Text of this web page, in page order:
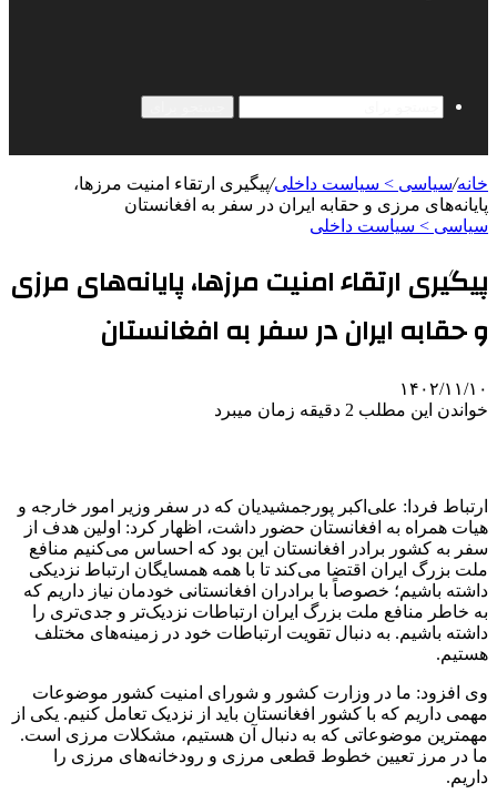
خانه/سیاسی > سیاست داخلی/پیگیری ارتقاء امنیت مرزها،
پایانه‌های مرزی و حقابه ایران در سفر به افغانستان
سیاسی > سیاست داخلی
پیگیری ارتقاء امنیت مرزها، پایانه‌های مرزی
و حقابه ایران در سفر به افغانستان
۱۴۰۲/۱۱/۱۰
خواندن این مطلب 2 دقیقه زمان میبرد
ارتباط فردا: علی‌اکبر پورجمشیدیان که در سفر وزیر امور خارجه و
هیات همراه به افغانستان حضور داشت، اظهار کرد: اولین هدف از
سفر به کشور برادر افغانستان این بود که احساس می‌کنیم منافع
ملت بزرگ ایران اقتضا می‌کند تا با همه همسایگان ارتباط نزدیکی
داشته باشیم؛ خصوصاً با برادران افغانستانی خودمان نیاز داریم که
به خاطر منافع ملت بزرگ ایران ارتباطات نزدیک‌تر و جدی‌تری را
داشته باشیم. به دنبال تقویت ارتباطات خود در زمینه‌های مختلف
هستیم.
وی افزود: ما در وزارت کشور و شورای امنیت کشور موضوعات
مهمی داریم که با کشور افغانستان باید از نزدیک تعامل کنیم. یکی از
مهمترین موضوعاتی که به دنبال آن هستیم، مشکلات مرزی است.
ما در مرز تعیین خطوط قطعی مرزی و رودخانه‌های مرزی را
داریم.